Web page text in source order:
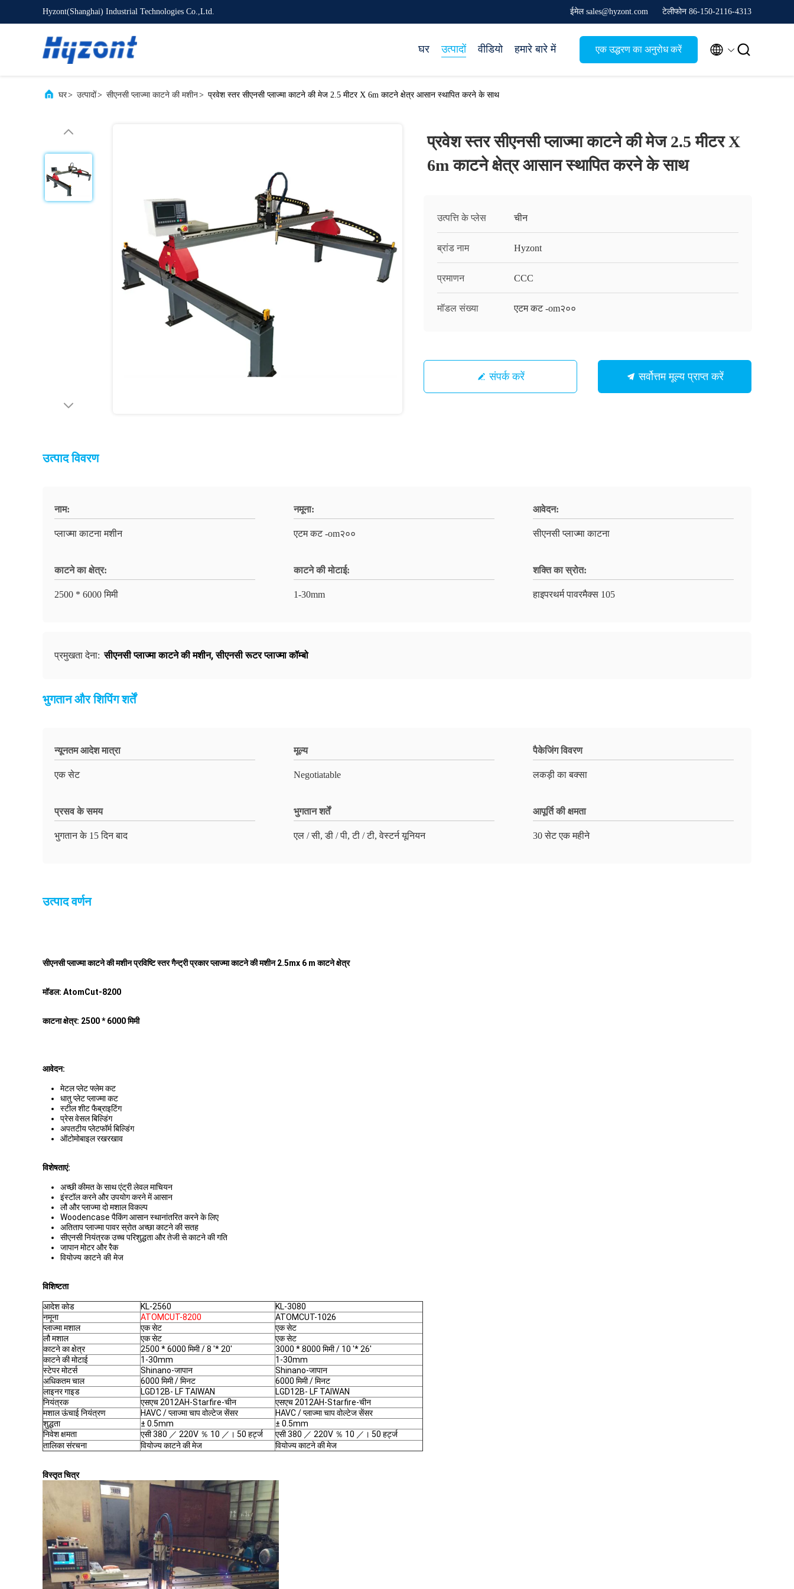
Hyzont(Shanghai) Industrial Technologies Co.,Ltd. ईमेल sales@hyzont.com टेलीफोन 86-150-2116-4313
घर उत्पादों वीडियो हमारे बारे में एक उद्धरण का अनुरोध करें  
घर> उत्पादों> सीएनसी प्लाज्मा काटने की मशीन> प्रवेश स्तर सीएनसी प्लाज्मा काटने की मेज 2.5 मीटर X 6m काटने क्षेत्र आसान स्थापित करने के साथ
प्रवेश स्तर सीएनसी प्लाज्मा काटने की मेज 2.5 मीटर X
6m काटने क्षेत्र आसान स्थापित करने के साथ
उत्पत्ति के प्लेस चीन
ब्रांड नाम Hyzont
प्रमाणन CCC
मॉडल संख्या एटम कट -om२००
संपर्क करें सर्वोत्तम मूल्य प्राप्त करें
उत्पाद विवरण
नाम:
प्लाज्मा काटना मशीन
नमूना:
एटम कट -om२००
आवेदन:
सीएनसी प्लाज्मा काटना
काटने का क्षेत्र:
2500 * 6000 मिमी
काटने की मोटाई:
1-30mm
शक्ति का स्रोत:
हाइपरथर्म पावरमैक्स 105
प्रमुखता देना: सीएनसी प्लाज्मा काटने की मशीन,सीएनसी रूटर प्लाज्मा कॉम्बो
भुगतान और शिपिंग शर्तें
न्यूनतम आदेश मात्रा
एक सेट
मूल्य
Negotiatable
पैकेजिंग विवरण
लकड़ी का बक्सा
प्रसव के समय
भुगतान के 15 दिन बाद
भुगतान शर्तें
एल / सी, डी / पी, टी / टी, वेस्टर्न यूनियन
आपूर्ति की क्षमता
30 सेट एक महीने
उत्पाद वर्णन
सीएनसी प्लाज्मा काटने की मशीन प्रविष्टि स्तर गैन्ट्री प्रकार प्लाज्मा काटने की मशीन 2.5mx 6 m काटने क्षेत्र
मॉडल: AtomCut-8200
काटना क्षेत्र: 2500 * 6000 मिमी
आवेदन:
मेटल प्लेट फ्लेम कट
धातु प्लेट प्लाज्मा कट
स्टील शीट फैब्राइटिंग
प्रेस वेसल बिल्डिंग
अपतटीय प्लेटफॉर्म बिल्डिंग
ऑटोमोबाइल रखरखाव
विशेषताएं:
अच्छी कीमत के साथ एंट्री लेवल माचियन
इंस्टॉल करने और उपयोग करने में आसान
लौ और प्लाज्मा दो मशाल विकल्प
Woodencase पैकिंग आसान स्थानांतरित करने के लिए
अतिताप प्लाज्मा पावर स्रोत अच्छा काटने की सतह
सीएनसी नियंत्रक उच्च परिशुद्धता और तेजी से काटने की गति
जापान मोटर और रैक
वियोज्य काटने की मेज
विशिष्टता
आदेश कोड KL-2560
KL-3080
नमूना
ATOMCUT-8200
ATOMCUT-1026
प्लाज्मा मशाल
एक सेट
एक सेट
लौ मशाल
एक सेट
एक सेट
काटने का क्षेत्र
2500 * 6000 मिमी / 8 '* 20'
3000 * 8000 मिमी / 10 '* 26'
काटने की मोटाई
1-30mm
1-30mm
स्टेपर मोटर्स
Shinano-जापान
Shinano-जापान
अधिकतम चाल
6000 मिमी / मिनट
6000 मिमी / मिनट
लाइनर गाइड
LGD12B- LF TAIWAN
LGD12B- LF TAIWAN
नियंत्रक
एसएच 2012AH-Starfire-चीन
एसएच 2012AH-Starfire-चीन
मशाल ऊंचाई नियंत्रण
HAVC / प्लाज्मा चाप वोल्टेज सेंसर
HAVC / प्लाज्मा चाप वोल्टेज सेंसर
शुद्धता
± 0.5mm
± 0.5mm
निवेश क्षमता
एसी 380 ／ 220V ％ 10 ／। 50 हर्ट्ज
एसी 380 ／ 220V ％ 10 ／। 50 हर्ट्ज
तालिका संरचना
वियोज्य काटने की मेज वियोज्य काटने की मेज
विस्तृत चित्र